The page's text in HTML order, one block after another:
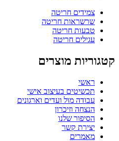
צמידים חריטה
שרשראות חריטה
טבעות חריטה
עגילים חריטה
קטגוריות מוצרים
ראשי
תכשיטים בעיצוב אישי
עבודה מול ועדים וארגונים
הנצחה וזיכרון
הסיפור שלנו
יצירת קשר
מאמרים